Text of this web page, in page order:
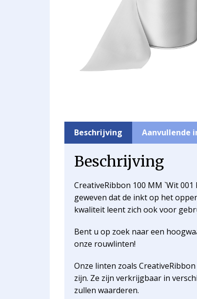
Beschrijving Aanvullende
Beschrijving
CreativeRibbon 100 MM `Wit
geweven dat de inkt op het
kwaliteit leent zich ook voor
Bent u op zoek naar een
onze rouwlinten!
Onze linten zoals
zijn. Ze zijn verkrijgbaar in
zullen waarderen.